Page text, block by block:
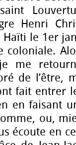
Henri
le 1er
coloniale.
me
de l’être,
fait entrer
en faisant
ou,
écoute en